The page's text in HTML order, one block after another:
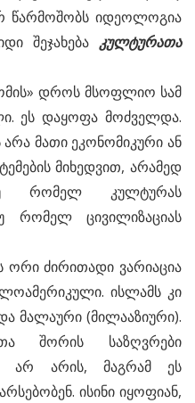
წარმოშობს იდეოლოგია
შეჯახება კულტურათა
დროს მსოფლიო სამ
ეს დაყოფა მოძველდა.
მათი ეკონომიკური ან
მიხედვით, არამედ
რომელ კულტურას
რომელ ცივილიზაციას
ძირითადი ვარიაცია
ისლამს კი
მალაური (მილააზიური).
შორის საზღვრები
არ არის, მაგრამ ეს
ისინი იყოფიან,